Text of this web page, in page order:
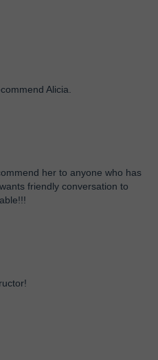
Alicia.
her to anyone who has
friendly conversation to